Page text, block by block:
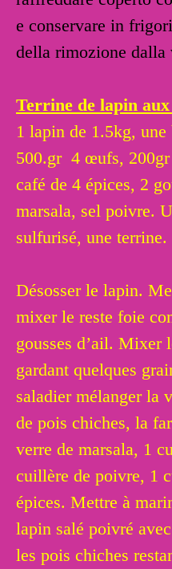
e conservare in
della rimozione dalla
Terrine de lapin aux
1 lapin de 1.5kg,
500.gr 4 œufs,
café de 4 épices, 2
marsala, sel poivre.
sulfurisé, une terrine.
Désosser le lapin.
mixer le reste foie
gousses d’ail. Mixer
gardant quelques
saladier mélanger la
de pois chiches, la
verre de marsala, 1
cuillère de poivre, 1
épices. Mettre à
lapin salé poivré
les pois chiches